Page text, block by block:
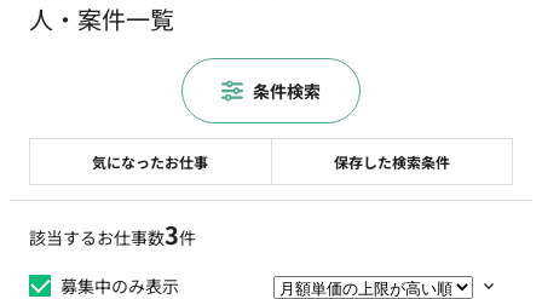
人・案件一覧
該当するお仕事数3件
募集中のみ表示
気になったお仕事 保存した検索条件
条件検索